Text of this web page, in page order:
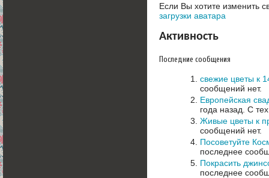
Если Вы хотите изменить
загрузки аватара
Активность
Последние сообщения
свежие цветы к
сообщений нет.
Европейская
года назад. С
Живые цветы к
сообщений нет.
Посоветуйте
последнее
Покрасить
последнее